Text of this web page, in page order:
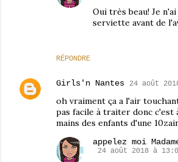
RÉPONDRE
Oui très beau! Je
serviette avant de
Girls'n Nantes 24 août
oh vraiment ça a l'air
pas facile à traiter donc c'est
mains des enfants d'une
appelez moi
24 août 2018 à